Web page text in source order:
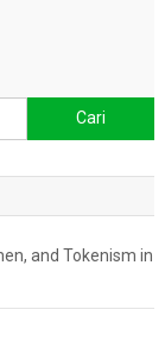
untuk:
and Tokenism in